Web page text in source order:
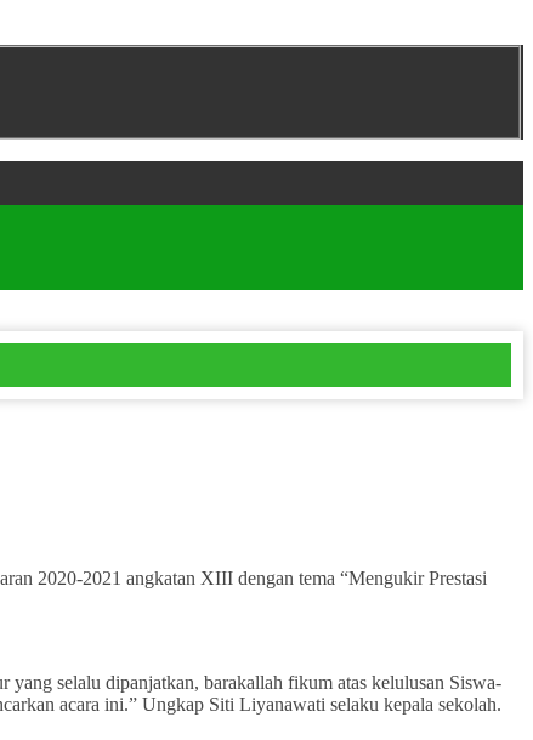
2020-2021 angkatan XIII dengan tema “Mengukir Prestasi
yang selalu dipanjatkan, barakallah fikum atas kelulusan Siswa-
acara ini.” Ungkap Siti Liyanawati selaku kepala sekolah.